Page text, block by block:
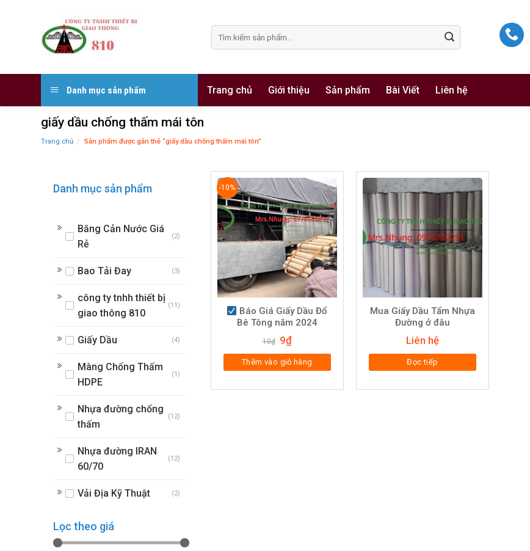
Tìm
kiếm:
Danh mục sản phẩm Trang chủ Giới thiệu Sản phẩm Bài Viết Liên hệ
giấy dầu chống thấm mái tôn
Trang chủ / Sản phẩm được gắn thẻ “giấy dầu chống thấm mái tôn”
Danh mục sản phẩm
Băng Cản Nước Giá
Rẻ
(2)
Bao Tải Đay (3)
công ty tnhh thiết bị
giao thông 810
(11)
Giấy Dầu (4)
Màng Chống Thấm
HDPE
(1)
Nhựa đường chống
thấm
(12)
Nhựa đường IRAN
60/70
(12)
Vải Địa Kỹ Thuật (2)
Lọc theo giá
-10%
Báo Giá Giấy Dầu Đổ
Bê Tông năm 2024
10₫
Giá
gốc
là:
10₫.
9₫Giá
tại
là:
9₫.
Thêm vào giỏ hàng
Mua Giấy Dầu Tẩm Nhựa
Đường ở đâu
Liên hệ
Đọc tiếp